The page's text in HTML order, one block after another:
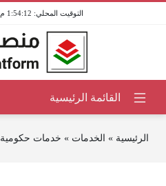
1:54:12 م / 8 أغسطس 2026
الرئيسية » الخدمات » خدمات حكومية